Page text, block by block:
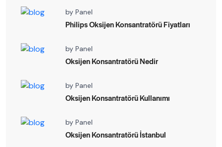
by Panel
Philips Oksijen Konsantratörü Fiyatları
by Panel
Oksijen Konsantratörü Nedir
by Panel
Oksijen Konsantratörü Kullanımı
by Panel
Oksijen Konsantratörü İstanbul